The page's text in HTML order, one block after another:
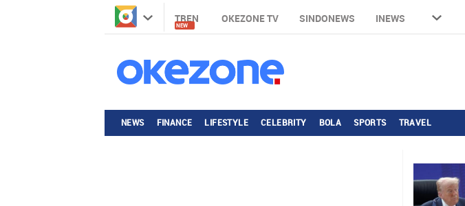
TREN
NEW
OKEZONE TV SINDONEWS INEWS
NEWS FINANCE LIFESTYLE CELEBRITY BOLA SPORTS TRAVEL